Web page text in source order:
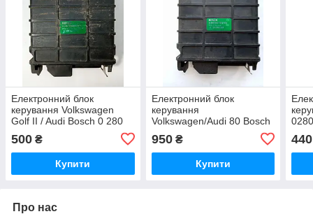
Електронний блок
керування Volkswagen
Golf II / Audi Bosch 0 280
0280800104(105) / 811
906 264 / 811906264
500 ₴
Купити
Електронний блок
керування
Volkswagen/Audi 80 Bosch
906 264 / 811906264
950₴
Купити
440
Про нас